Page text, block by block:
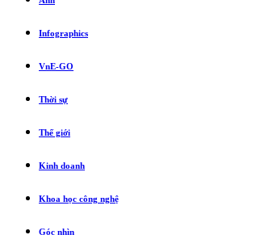
Infographics
VnE-GO
Thời sự
Thế giới
Kinh doanh
Khoa học công nghệ
Góc nhìn